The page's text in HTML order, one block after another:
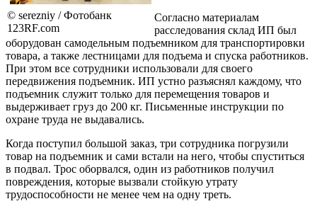
© serezniy / Фотобанк
123RF.com
Согласно материалам
расследования склад ИП был
оборудован самодельным подъемником для транспортировки
товара, а также лестницами для подъема и спуска работников.
При этом все сотрудники использовали для своего
передвижения подъемник. ИП устно разъяснял каждому, что
подъемник служит только для перемещения товаров и
выдерживает груз до 200 кг. Письменные инструкции по
охране труда не выдавались.
Когда поступил большой заказ, три сотрудника погрузили
товар на подъемник и сами встали на него, чтобы спуститься
в подвал. Трос оборвался, один из работников получил
повреждения, которые вызвали стойкую утрату
трудоспособности не менее чем на одну треть.